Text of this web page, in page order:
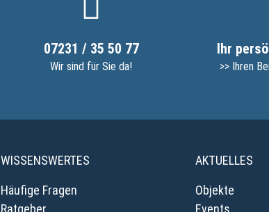
07231 / 35 50 77
Wir sind für Sie da!
Ihr
>> Ihren
WISSENSWERTES
Häufige Fragen
AKTUELLES
Objekte